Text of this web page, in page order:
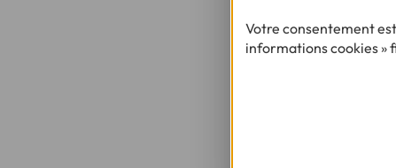
Votre consentement
informations cookies »